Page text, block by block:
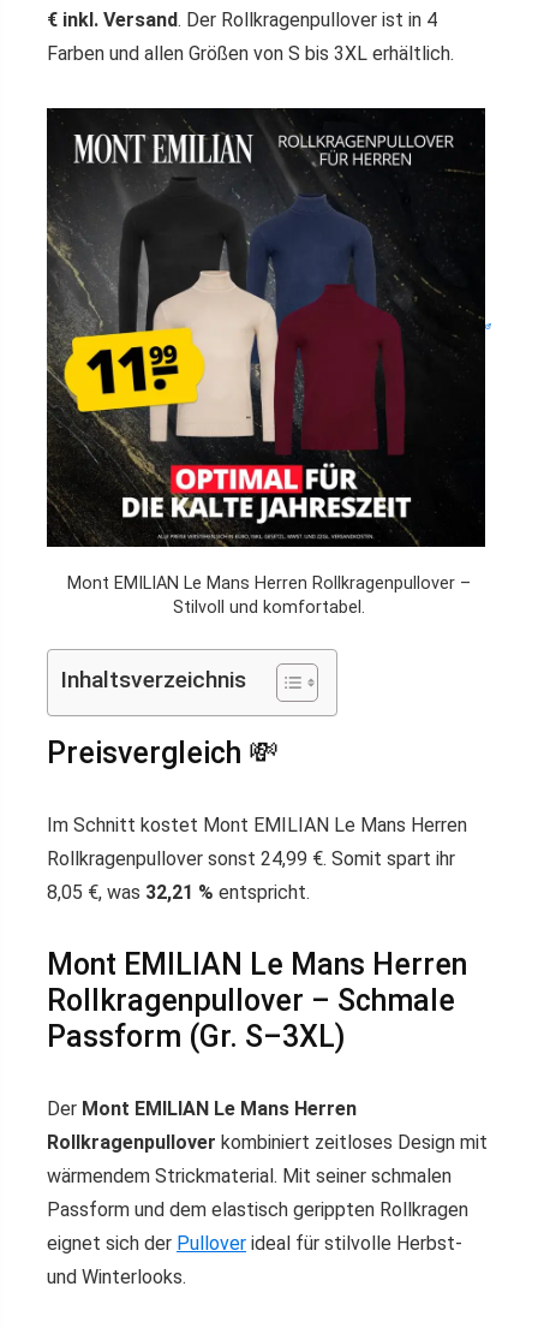
€ inkl. Versand. Der Rollkragenpullover ist in 4
Farben und allen Größen von S bis 3XL erhältlich.
Mont EMILIAN Le Mans Herren Rollkragenpullover –
Stilvoll und komfortabel.
Inhaltsverzeichnis
Preisvergleich 💸
Im Schnitt kostet Mont EMILIAN Le Mans Herren
Rollkragenpullover sonst 24,99 €. Somit spart ihr
8,05 €, was 32,21 % entspricht.
Mont EMILIAN Le Mans Herren
Rollkragenpullover – Schmale
Passform (Gr. S–3XL)
Der Mont EMILIAN Le Mans Herren
Rollkragenpullover kombiniert zeitloses Design mit
wärmendem Strickmaterial. Mit seiner schmalen
Passform und dem elastisch gerippten Rollkragen
eignet sich der Pullover ideal für stilvolle Herbst-
und Winterlooks.